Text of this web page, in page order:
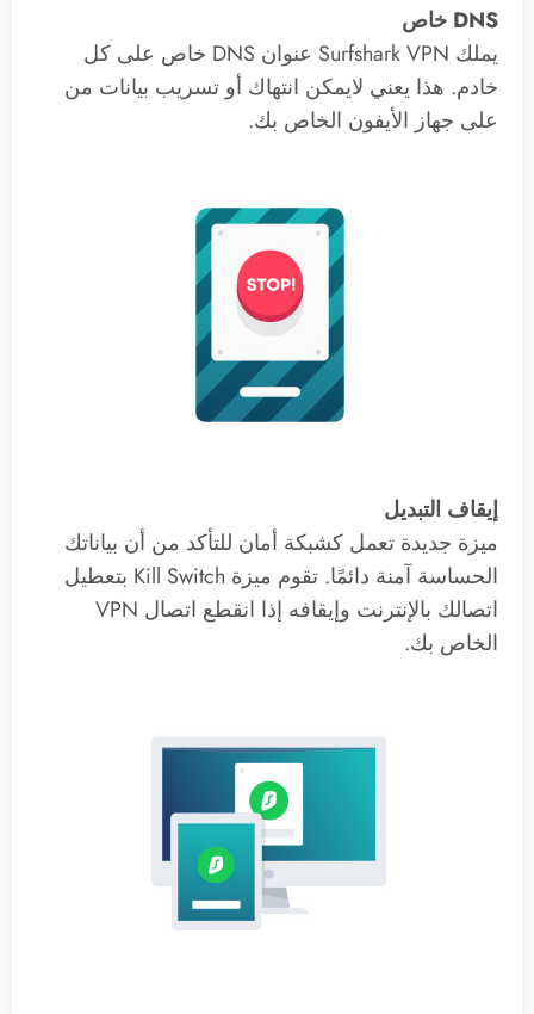
DNS خاص
يملك Surfshark VPN عنوان DNS خاص على كل
خادم. هذا يعني لايمكن انتهاك أو تسريب بيانات من
على جهاز الأيفون الخاص بك.
إيقاف التبديل
ميزة جديدة تعمل كشبكة أمان للتأكد من أن بياناتك
الحساسة آمنة دائمًا. تقوم ميزة Kill Switch بتعطيل
اتصالك بالإنترنت وإيقافه إذا انقطع اتصال VPN
الخاص بك.